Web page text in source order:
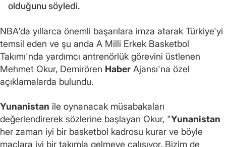
olduğunu söyledi.
NBA'da yıllarca önemli başarılara imza atarak Türkiye'yi
temsil eden ve şu anda A Milli Erkek Basketbol
Takımı'nda yardımcı antrenörlük görevini üstlenen
Mehmet Okur, Demirören Haber Ajansı'na özel
açıklamalarda bulundu.
Yunanistan ile oynanacak müsabakaları
değerlendirerek sözlerine başlayan Okur, "Yunanistan
her zaman iyi bir basketbol kadrosu kurar ve böyle
maçlara iyi bir takımla gelmeye çalışıyor. Bizim de